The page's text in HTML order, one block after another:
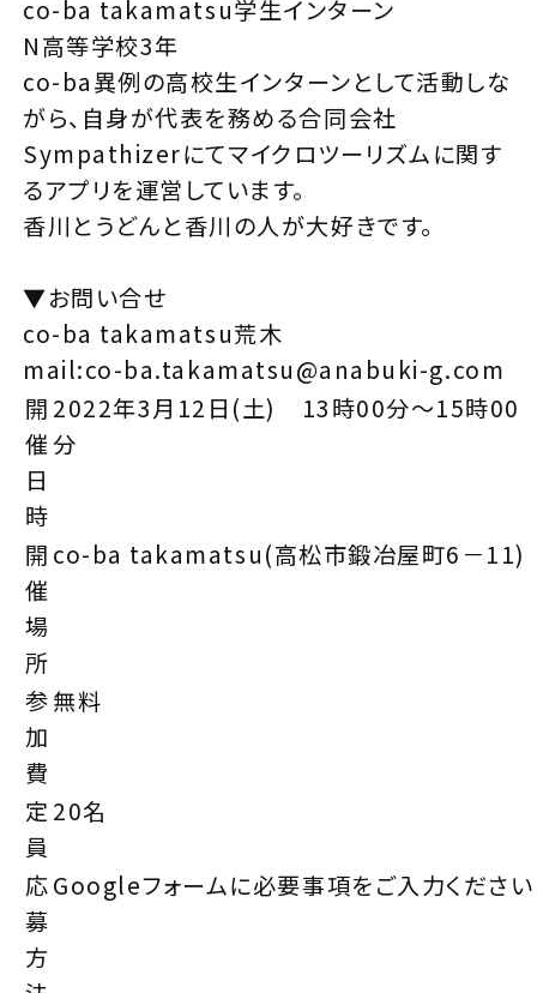
co-ba takamatsu学生インターン
N高等学校3年
co-ba異例の高校生インターンとして活動しな
がら、自身が代表を務める合同会社
Sympathizerにてマイクロツーリズムに関す
るアプリを運営しています。
香川とうどんと香川の人が大好きです。
▼お問い合せ
co-ba takamatsu荒木
mail:co-ba.takamatsu@anabuki-g.com
開
催
日
時
2022年3月12日(土) 13時00分～15時00
分
開
催
場
所
co-ba takamatsu(高松市鍛冶屋町6－11)
参
加
費
無料
定
員
20名
応
募
方
Googleフォームに必要事項をご入力ください